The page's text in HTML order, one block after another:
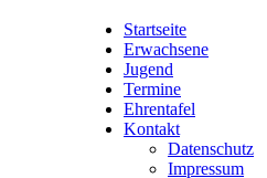
Startseite
Erwachsene
Jugend
Termine
Ehrentafel
Kontakt
Datenschutz
Impressum